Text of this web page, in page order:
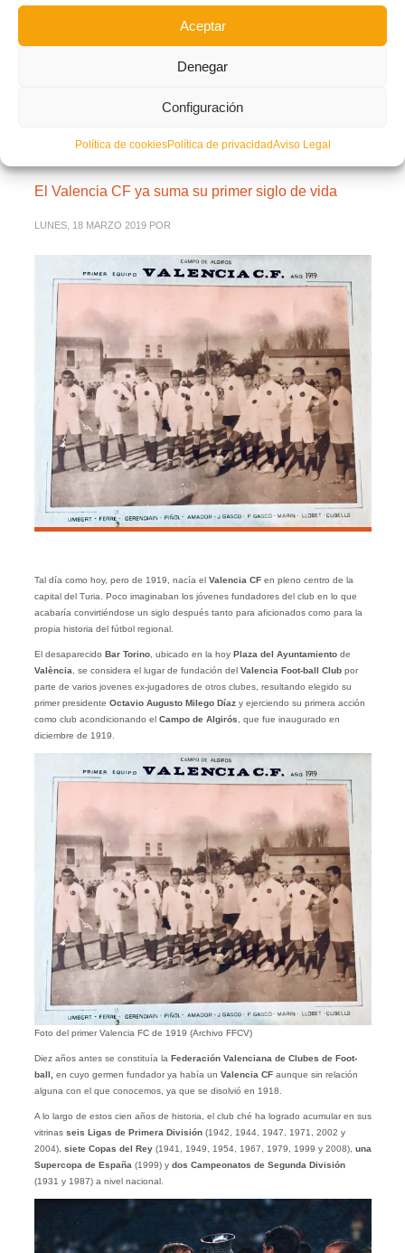
Aceptar
Denegar
Configuración
Política de cookiesPolítica de privacidadAviso Legal
NOTICIAS FFCV,PORTADA
El Valencia CF ya suma su primer siglo de vida
LUNES, 18 MARZO 2019 POR
Tal día como hoy, pero de 1919, nacía el Valencia CFen pleno centro de la
capital del Turia. Poco imaginaban los jóvenes fundadores del club en lo que
acabaría convirtiéndose un siglo después tanto para aficionados como para la
propia historia del fútbol regional.
El desaparecido Bar Torino, ubicado en la hoy Plaza del Ayuntamientode
València , se considera el lugar de fundación delValencia Foot-ball Clubpor
parte de varios jovenes ex-jugadores de otros clubes, resultando elegido su
primer presidente Octavio Augusto Milego Díaz y ejerciendo su primera acción
como club acondicionando el Campo de Algirós , que fue inaugurado en
diciembre de 1919.
Foto del primer Valencia FC de 1919 (Archivo FFCV)
Diez años antes se constituía la Federación Valenciana de Clubes de Foot-
ball,
en cuyo germen fundador ya había un Valencia CF aunque sin relación
alguna con el que conocemos, ya que se disolvió en 1918.
A lo largo de estos cien años de historia, el club ché ha logrado acumular en sus
vitrinas seis Ligas de Primera División(1942, 1944, 1947, 1971, 2002 y
2004), siete Copas del Rey(1941, 1949, 1954, 1967, 1979, 1999 y 2008), una
Supercopa de España (1999) y dos Campeonatos de Segunda División
(1931 y 1987) a nivel nacional.